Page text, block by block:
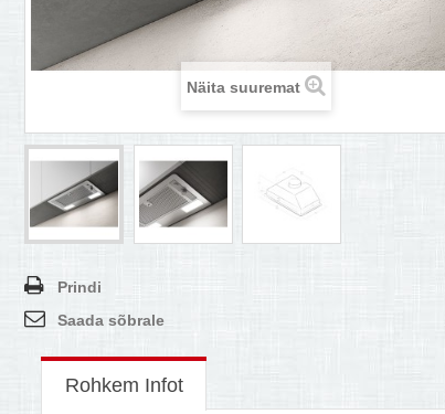
Näita suuremat
Prindi
Saada sõbrale
Rohkem Infot